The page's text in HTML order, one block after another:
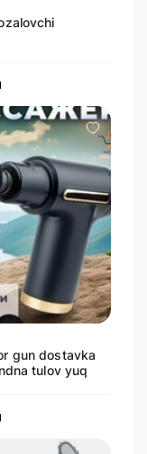
gun dostavka
tulov yuq